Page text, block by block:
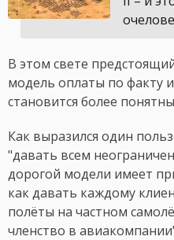
В этом свете
модель оплаты по факту
становится более
Как выразился один
"давать всем
дорогой модели имеет
как давать каждому
полёты на частном
членство в